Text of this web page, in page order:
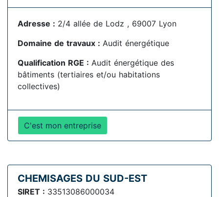
Adresse : 2/4 allée de Lodz , 69007 Lyon
Domaine de travaux : Audit énergétique
Qualification RGE : Audit énergétique des
bâtiments (tertiaires et/ou habitations
collectives)
C'est mon entreprise
CHEMISAGES DU SUD-EST
SIRET : 33513086000034